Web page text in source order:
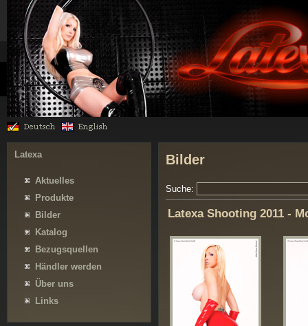
Latexa
Aktuelles
Produkte
Bilder
Katalog
Bezugsquellen
Händler werden
Über uns
Links
Bilder
Suche:
Latexa Shooting 2011 -